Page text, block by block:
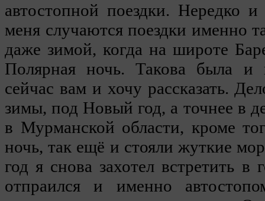
автостопной поездки. Нередко
меня случаются поездки именно
даже зимой, когда на широте
Полярная ночь. Такова была и
сейчас вам и хочу рассказать.
зимы, под Новый год, а точнее в
в Мурманской области, кроме
ночь, так ещё и стояли жуткие
год я снова захотел встретить в
отпраился и именно